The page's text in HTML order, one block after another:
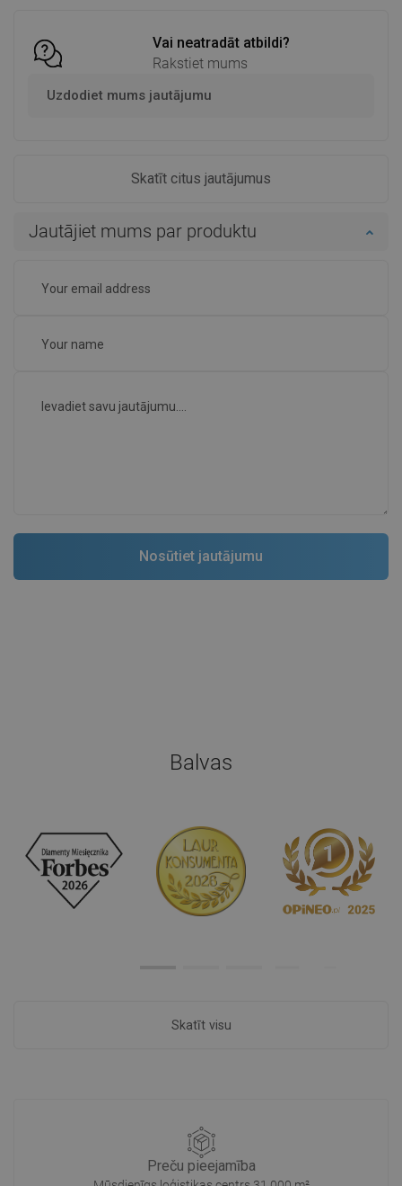
Vai neatradāt atbildi?
Rakstiet mums
Uzdodiet mums jautājumu
Skatīt citus jautājumus
Jautājiet mums par produktu
Balvas
Skatīt visu
Preču pieejamība